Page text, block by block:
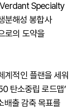
Specialty
분해성 봉합사
로의 도약을
계적인 플랜을 세워
탄소중립 로드맵’
출 감축 목표를